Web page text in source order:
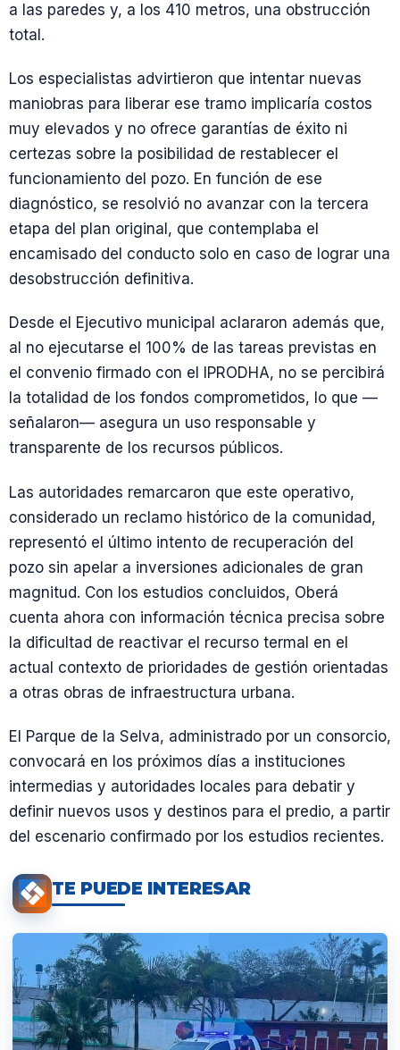
a las paredes y, a los 410 metros, una obstrucción
total.
Los especialistas advirtieron que intentar nuevas
maniobras para liberar ese tramo implicaría costos
muy elevados y no ofrece garantías de éxito ni
certezas sobre la posibilidad de restablecer el
funcionamiento del pozo. En función de ese
diagnóstico, se resolvió no avanzar con la tercera
etapa del plan original, que contemplaba el
encamisado del conducto solo en caso de lograr una
desobstrucción definitiva.
Desde el Ejecutivo municipal aclararon además que,
al no ejecutarse el 100% de las tareas previstas en
el convenio firmado con el IPRODHA, no se percibirá
la totalidad de los fondos comprometidos, lo que —
señalaron— asegura un uso responsable y
transparente de los recursos públicos.
Las autoridades remarcaron que este operativo,
considerado un reclamo histórico de la comunidad,
representó el último intento de recuperación del
pozo sin apelar a inversiones adicionales de gran
magnitud. Con los estudios concluidos, Oberá
cuenta ahora con información técnica precisa sobre
la dificultad de reactivar el recurso termal en el
actual contexto de prioridades de gestión orientadas
a otras obras de infraestructura urbana.
El Parque de la Selva, administrado por un consorcio,
convocará en los próximos días a instituciones
intermedias y autoridades locales para debatir y
definir nuevos usos y destinos para el predio, a partir
del escenario confirmado por los estudios recientes.
TE PUEDE INTERESAR